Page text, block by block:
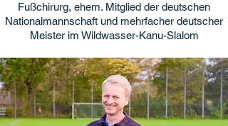
Fußchirurg, ehem. Mitglied der deutschen
Nationalmannschaft und mehrfacher deutscher
Meister im Wildwasser-Kanu-Slalom